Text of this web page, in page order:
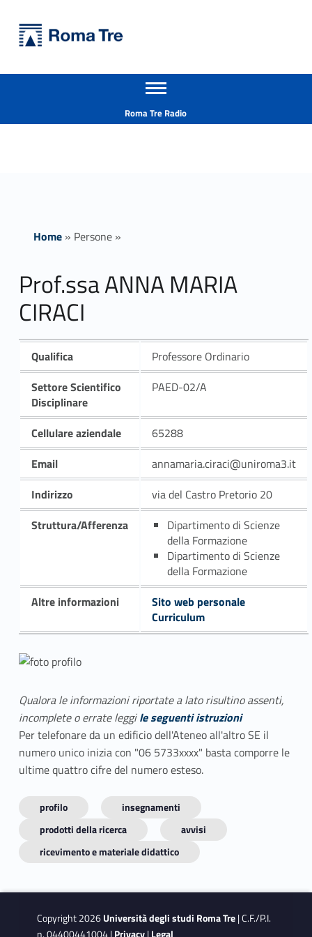
Prof.ssa ANNA MARIA CIRACI - Università Roma Tre
Apri il menu secondario
Roma Tre Radio
Home» Persone»
Prof.ssa ANNA MARIA
CIRACI
Qualifica
Professore Ordinario
Settore Scientifico
Disciplinare
PAED-02/A
Cellulare aziendale
65288
Email
annamaria.ciraci@uniroma3.it
Indirizzo
via del Castro Pretorio 20
Struttura/Afferenza
Dipartimento di Scienze
della Formazione
Dipartimento di Scienze
della Formazione
Altre informazioni
Sito web personale
Curriculum
Qualora le informazioni riportate a lato risultino assenti,
incomplete o errate leggile seguenti istruzioni
Per telefonare da un edificio dell'Ateneo all'altro SE il
numero unico inizia con "06 5733xxxx" basta comporre le
ultime quattro cifre del numero esteso.
profilo
insegnamenti
prodotti della ricerca
avvisi
ricevimento e materiale didattico
Copyright 2026Università degli studi Roma Tre| C.F./P.I.